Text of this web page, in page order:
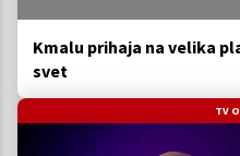
Kmalu prihaja na velika
svet
TV